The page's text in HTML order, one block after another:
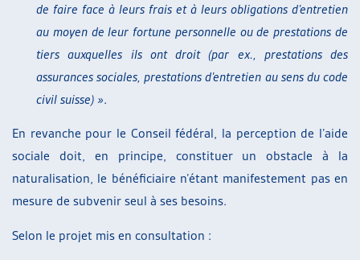
de faire face à leurs frais et à leurs obligations d’entretien
au moyen de leur fortune personnelle ou de prestations de
tiers auxquelles ils ont droit (par ex., prestations des
assurances sociales, prestations d’entretien au sens du code
civil suisse) ».
En revanche pour le Conseil fédéral, la perception de l’aide
sociale doit, en principe, constituer un obstacle à la
naturalisation, le bénéficiaire n’étant manifestement pas en
mesure de subvenir seul à ses besoins.
Selon le projet mis en consultation :